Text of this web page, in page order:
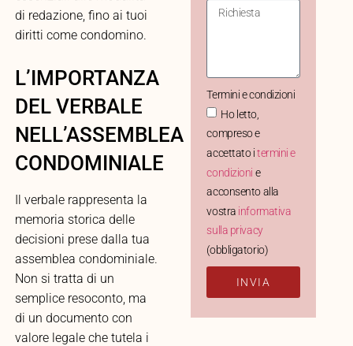
di redazione, fino ai tuoi
diritti come condomino.
L’IMPORTANZA
DEL VERBALE
NELL’ASSEMBLEA
CONDOMINIALE
Il verbale rappresenta la
memoria storica delle
decisioni prese dalla tua
assemblea condominiale.
Non si tratta di un
semplice resoconto, ma
di un documento con
valore legale che tutela i
Termini e condizioni
Ho letto,
compreso e
accettato itermini e
condizioni e
acconsento alla
vostra informativa
sulla privacy
(obbligatorio)
INVIA